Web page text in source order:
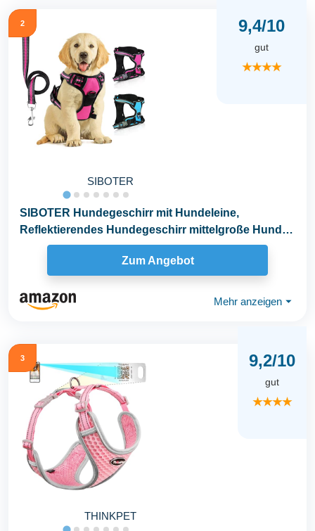
2
SIBOTER
9,4/10
gut
★★★★
SIBOTER Hundegeschirr mit Hundeleine,
Reflektierendes Hundegeschirr mittelgroße Hunde,
mit Einfache...
Zum Angebot
Mehr anzeigen ⏷
3
THINKPET
9,2/10
gut
★★★★